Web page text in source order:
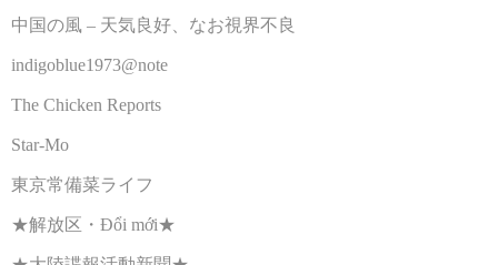
中国の風 – 天気良好、なお視界不良
indigoblue1973@note
The Chicken Reports
Star-Mo
東京常備菜ライフ
★解放区・Đổi mới★